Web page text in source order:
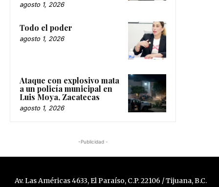
agosto 1, 2026
Todo el poder
agosto 1, 2026
Ataque con explosivo mata
a un policía municipal en
Luis Moya, Zacatecas
agosto 1, 2026
-Publicidad -
Av. Las Américas 4633, El Paraíso, C.P. 22106 / Tijuana, B.C.